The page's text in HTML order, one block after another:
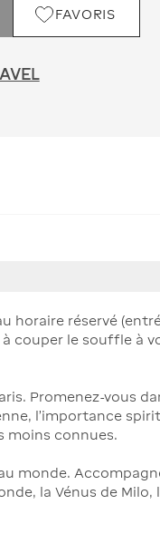
FAVORIS
horaire réservé
couper le souffle à
Promenez-vous
l'importance
moins connues.
monde.
la Vénus de Milo,